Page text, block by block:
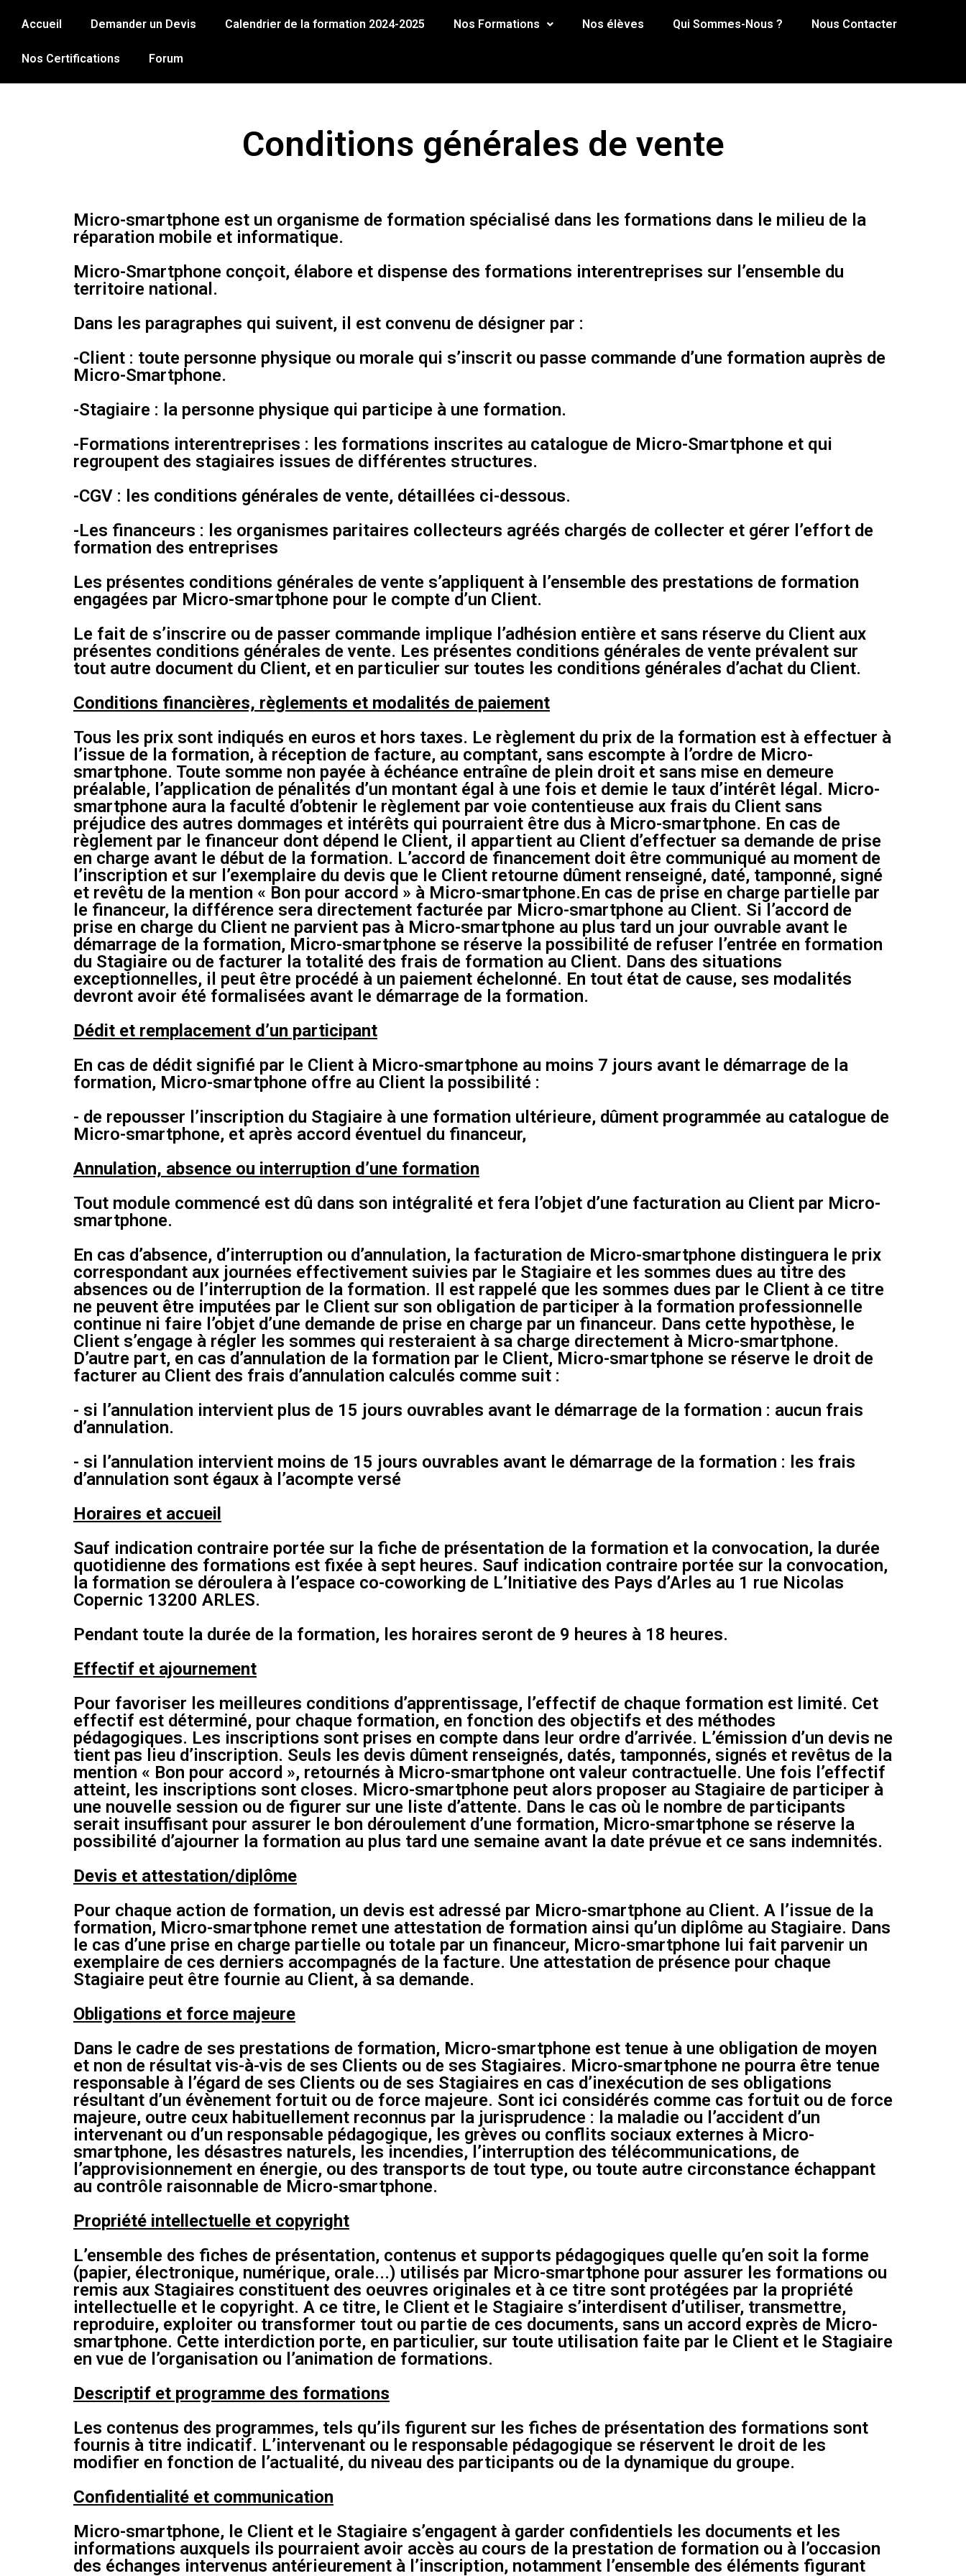
Accueil Demander un Devis Calendrier de la formation 2024-2025 Nos Formations Nos élèves Qui Sommes-Nous ? Nous Contacter
Nos Certifications Forum
Conditions générales de vente
Micro-smartphone est un organisme de formation spécialisé dans les formations dans le milieu de la
réparation mobile et informatique.
Micro-Smartphone conçoit, élabore et dispense des formations interentreprises sur l’ensemble du
territoire national.
Dans les paragraphes qui suivent, il est convenu de désigner par :
-Client : toute personne physique ou morale qui s’inscrit ou passe commande d’une formation auprès de
Micro-Smartphone.
-Stagiaire : la personne physique qui participe à une formation.
-Formations interentreprises : les formations inscrites au catalogue de Micro-Smartphone et qui
regroupent des stagiaires issues de différentes structures.
-CGV : les conditions générales de vente, détaillées ci-dessous.
-Les financeurs : les organismes paritaires collecteurs agréés chargés de collecter et gérer l’effort de
formation des entreprises
Les présentes conditions générales de vente s’appliquent à l’ensemble des prestations de formation
engagées par Micro-smartphone pour le compte d’un Client.
Le fait de s’inscrire ou de passer commande implique l’adhésion entière et sans réserve du Client aux
présentes conditions générales de vente. Les présentes conditions générales de vente prévalent sur
tout autre document du Client, et en particulier sur toutes les conditions générales d’achat du Client.
Conditions financières, règlements et modalités de paiement
Tous les prix sont indiqués en euros et hors taxes. Le règlement du prix de la formation est à effectuer à
l’issue de la formation, à réception de facture, au comptant, sans escompte à l’ordre de Micro-
smartphone. Toute somme non payée à échéance entraîne de plein droit et sans mise en demeure
préalable, l’application de pénalités d’un montant égal à une fois et demie le taux d’intérêt légal. Micro-
smartphone aura la faculté d’obtenir le règlement par voie contentieuse aux frais du Client sans
préjudice des autres dommages et intérêts qui pourraient être dus à Micro-smartphone. En cas de
règlement par le financeur dont dépend le Client, il appartient au Client d’effectuer sa demande de prise
en charge avant le début de la formation. L’accord de financement doit être communiqué au moment de
l’inscription et sur l’exemplaire du devis que le Client retourne dûment renseigné, daté, tamponné, signé
et revêtu de la mention « Bon pour accord » à Micro-smartphone.En cas de prise en charge partielle par
le financeur, la différence sera directement facturée par Micro-smartphone au Client. Si l’accord de
prise en charge du Client ne parvient pas à Micro-smartphone au plus tard un jour ouvrable avant le
démarrage de la formation, Micro-smartphone se réserve la possibilité de refuser l’entrée en formation
du Stagiaire ou de facturer la totalité des frais de formation au Client. Dans des situations
exceptionnelles, il peut être procédé à un paiement échelonné. En tout état de cause, ses modalités
devront avoir été formalisées avant le démarrage de la formation.
Dédit et remplacement d’un participant
En cas de dédit signifié par le Client à Micro-smartphone au moins 7 jours avant le démarrage de la
formation, Micro-smartphone offre au Client la possibilité :
- de repousser l’inscription du Stagiaire à une formation ultérieure, dûment programmée au catalogue de
Micro-smartphone, et après accord éventuel du financeur,
Annulation, absence ou interruption d’une formation
Tout module commencé est dû dans son intégralité et fera l’objet d’une facturation au Client par Micro-
smartphone.
En cas d’absence, d’interruption ou d’annulation, la facturation de Micro-smartphone distinguera le prix
correspondant aux journées effectivement suivies par le Stagiaire et les sommes dues au titre des
absences ou de l’interruption de la formation. Il est rappelé que les sommes dues par le Client à ce titre
ne peuvent être imputées par le Client sur son obligation de participer à la formation professionnelle
continue ni faire l’objet d’une demande de prise en charge par un financeur. Dans cette hypothèse, le
Client s’engage à régler les sommes qui resteraient à sa charge directement à Micro-smartphone.
D’autre part, en cas d’annulation de la formation par le Client, Micro-smartphone se réserve le droit de
facturer au Client des frais d’annulation calculés comme suit :
- si l’annulation intervient plus de 15 jours ouvrables avant le démarrage de la formation : aucun frais
d’annulation.
- si l’annulation intervient moins de 15 jours ouvrables avant le démarrage de la formation : les frais
d’annulation sont égaux à l’acompte versé
Horaires et accueil
Sauf indication contraire portée sur la fiche de présentation de la formation et la convocation, la durée
quotidienne des formations est fixée à sept heures. Sauf indication contraire portée sur la convocation,
la formation se déroulera à l’espace co-coworking de L’Initiative des Pays d’Arles au 1 rue Nicolas
Copernic 13200 ARLES.
Pendant toute la durée de la formation, les horaires seront de 9 heures à 18 heures.
Effectif et ajournement
Pour favoriser les meilleures conditions d’apprentissage, l’effectif de chaque formation est limité. Cet
effectif est déterminé, pour chaque formation, en fonction des objectifs et des méthodes
pédagogiques. Les inscriptions sont prises en compte dans leur ordre d’arrivée. L’émission d’un devis ne
tient pas lieu d’inscription. Seuls les devis dûment renseignés, datés, tamponnés, signés et revêtus de la
mention « Bon pour accord », retournés à Micro-smartphone ont valeur contractuelle. Une fois l’effectif
atteint, les inscriptions sont closes. Micro-smartphone peut alors proposer au Stagiaire de participer à
une nouvelle session ou de figurer sur une liste d’attente. Dans le cas où le nombre de participants
serait insuffisant pour assurer le bon déroulement d’une formation, Micro-smartphone se réserve la
possibilité d’ajourner la formation au plus tard une semaine avant la date prévue et ce sans indemnités.
Devis et attestation/diplôme
Pour chaque action de formation, un devis est adressé par Micro-smartphone au Client. A l’issue de la
formation, Micro-smartphone remet une attestation de formation ainsi qu’un diplôme au Stagiaire. Dans
le cas d’une prise en charge partielle ou totale par un financeur, Micro-smartphone lui fait parvenir un
exemplaire de ces derniers accompagnés de la facture. Une attestation de présence pour chaque
Stagiaire peut être fournie au Client, à sa demande.
Obligations et force majeure
Dans le cadre de ses prestations de formation, Micro-smartphone est tenue à une obligation de moyen
et non de résultat vis-à-vis de ses Clients ou de ses Stagiaires. Micro-smartphone ne pourra être tenue
responsable à l’égard de ses Clients ou de ses Stagiaires en cas d’inexécution de ses obligations
résultant d’un évènement fortuit ou de force majeure. Sont ici considérés comme cas fortuit ou de force
majeure, outre ceux habituellement reconnus par la jurisprudence : la maladie ou l’accident d’un
intervenant ou d’un responsable pédagogique, les grèves ou conflits sociaux externes à Micro-
smartphone, les désastres naturels, les incendies, l’interruption des télécommunications, de
l’approvisionnement en énergie, ou des transports de tout type, ou toute autre circonstance échappant
au contrôle raisonnable de Micro-smartphone.
Propriété intellectuelle et copyright
L’ensemble des fiches de présentation, contenus et supports pédagogiques quelle qu’en soit la forme
(papier, électronique, numérique, orale...) utilisés par Micro-smartphone pour assurer les formations ou
remis aux Stagiaires constituent des oeuvres originales et à ce titre sont protégées par la propriété
intellectuelle et le copyright. A ce titre, le Client et le Stagiaire s’interdisent d’utiliser, transmettre,
reproduire, exploiter ou transformer tout ou partie de ces documents, sans un accord exprès de Micro-
smartphone. Cette interdiction porte, en particulier, sur toute utilisation faite par le Client et le Stagiaire
en vue de l’organisation ou l’animation de formations.
Descriptif et programme des formations
Les contenus des programmes, tels qu’ils figurent sur les fiches de présentation des formations sont
fournis à titre indicatif. L’intervenant ou le responsable pédagogique se réservent le droit de les
modifier en fonction de l’actualité, du niveau des participants ou de la dynamique du groupe.
Confidentialité et communication
Micro-smartphone, le Client et le Stagiaire s’engagent à garder confidentiels les documents et les
informations auxquels ils pourraient avoir accès au cours de la prestation de formation ou à l’occasion
des échanges intervenus antérieurement à l’inscription, notamment l’ensemble des éléments figurant